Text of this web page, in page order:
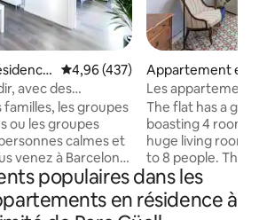
Évaluation moyenne sur la
4,96 (437)
avec des
Lumineux,
les groupes
ou les groupes
calmes et
venez à Barcelone
choisir un
Appartement
ensoleillé. Parking
Appartement en
⋅ Barcelone
Les
proximité de la
The flat has a
boasting 4
huge living room.
to 8 people. The
are not to be missed! This
apartment
TV, and AC. The apartment has a
populaires dans les
en résidence à